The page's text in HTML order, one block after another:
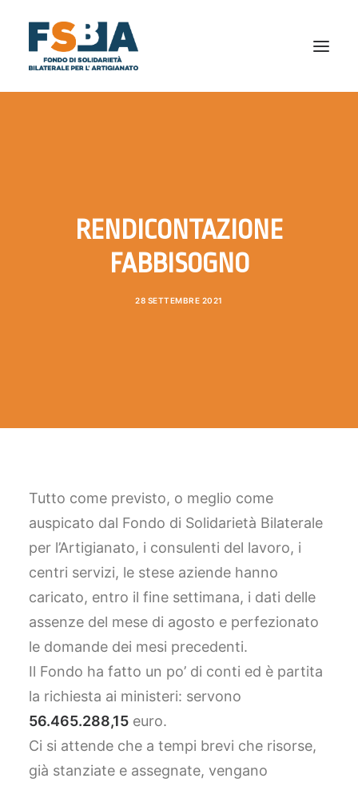
DICONO DI NOI
Ricerca
RENDICONTAZIONE
FABBISOGNO
28 SETTEMBRE 2021
Tutto come previsto, o meglio come
auspicato dal Fondo di Solidarietà Bilaterale
per l’Artigianato, i consulenti del lavoro, i
centri servizi, le stese aziende hanno
caricato, entro il fine settimana, i dati delle
assenze del mese di agosto e perfezionato
le domande dei mesi precedenti.
Il Fondo ha fatto un po’ di conti ed è partita
la richiesta ai ministeri: servono
56.465.288,15 euro.
Ci si attende che a tempi brevi che risorse,
già stanziate e assegnate, vengano